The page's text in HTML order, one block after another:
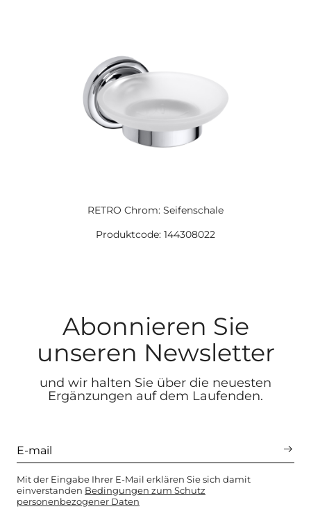
RETRO Chrom: Seifenschale
Produktcode: 144308022
Abonnieren Sie
unseren Newsletter
und wir halten Sie über die neuesten
Ergänzungen auf dem Laufenden.
Mit der Eingabe Ihrer E-Mail erklären Sie sich damit
einverstanden Bedingungen zum Schutz
personenbezogener Daten